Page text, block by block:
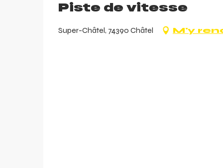
Piste de vitesse
Super-Châtel, 74390 Châtel M'y